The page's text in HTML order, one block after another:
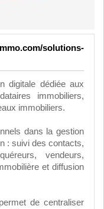
solutions-
digitale dédiée aux
immobiliers,
immobiliers.
dans la gestion
: suivi des contacts,
vendeurs,
et diffusion
de centraliser